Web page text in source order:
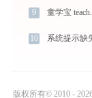
9 童学宝
10 系统提示缺
版权所有© 2010 -